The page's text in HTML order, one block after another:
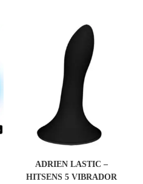
ADRIEN LASTIC –
HITSENS 5 VIBRADOR